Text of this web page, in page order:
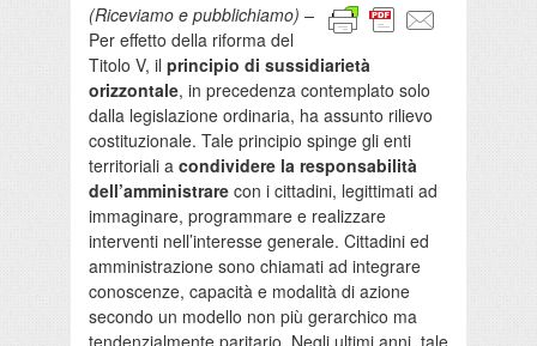
(Riceviamo e pubblichiamo) –
Per effetto della riforma del
Titolo V, il principio di sussidiarietà
orizzontale, in precedenza contemplato solo
dalla legislazione ordinaria, ha assunto rilievo
costituzionale. Tale principio spinge gli enti
territoriali a condividere la responsabilità
dell’amministrare con i cittadini, legittimati ad
immaginare, programmare e realizzare
interventi nell’interesse generale. Cittadini ed
amministrazione sono chiamati ad integrare
conoscenze, capacità e modalità di azione
secondo un modello non più gerarchico ma
tendenzialmente paritario. Negli ultimi anni, tale